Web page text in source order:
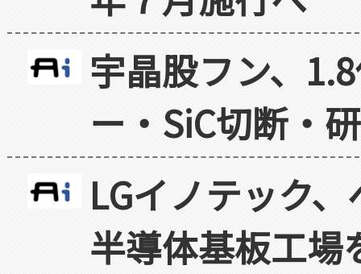
宇晶股フン、
ー・SiC切断・
LGイノテック
半導体基板工場